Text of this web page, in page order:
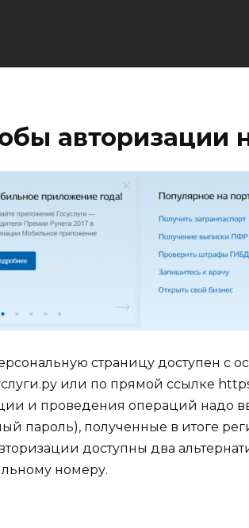
авторизации
страницу доступен с
или по прямой ссылке
и проведения операций надо
пароль), полученные в итоге
доступны два
номеру.